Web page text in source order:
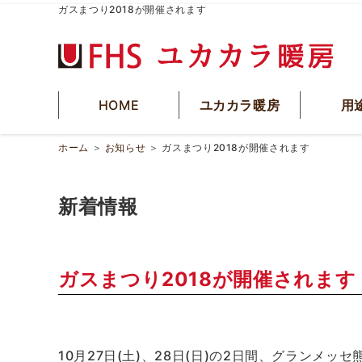
ガスまつり2018が開催されます
HOME ユカカラ暖房 用
ホーム ＞ お知らせ ＞ ガスまつり2018が開催されます
新着情報
ガスまつり2018が開催されます
10月27日(土)、28日(日)の2日間、グランメッセ